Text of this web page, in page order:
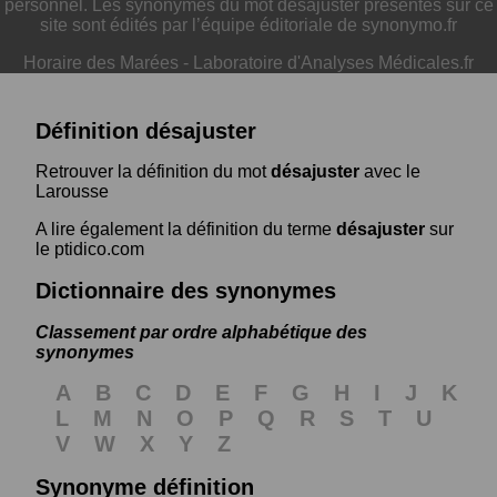
personnel. Les synonymes du mot désajuster présentés sur ce
site sont édités par l’équipe éditoriale de synonymo.fr
Horaire des Marées - Laboratoire d'Analyses Médicales.fr
Définition désajuster
Retrouver la définition du motdésajuster avec le
Larousse
A lire également la définition du terme désajuster sur
le ptidico.com
Dictionnaire des synonymes
Classement par ordre alphabétique des
synonymes
A B C D E F G H I J
K
L
M N O P Q R S T
U
V
W X Y
Z
Synonyme définition